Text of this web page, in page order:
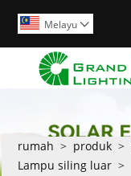
Melayu 
rumah > produk >
Lampu siling luar >